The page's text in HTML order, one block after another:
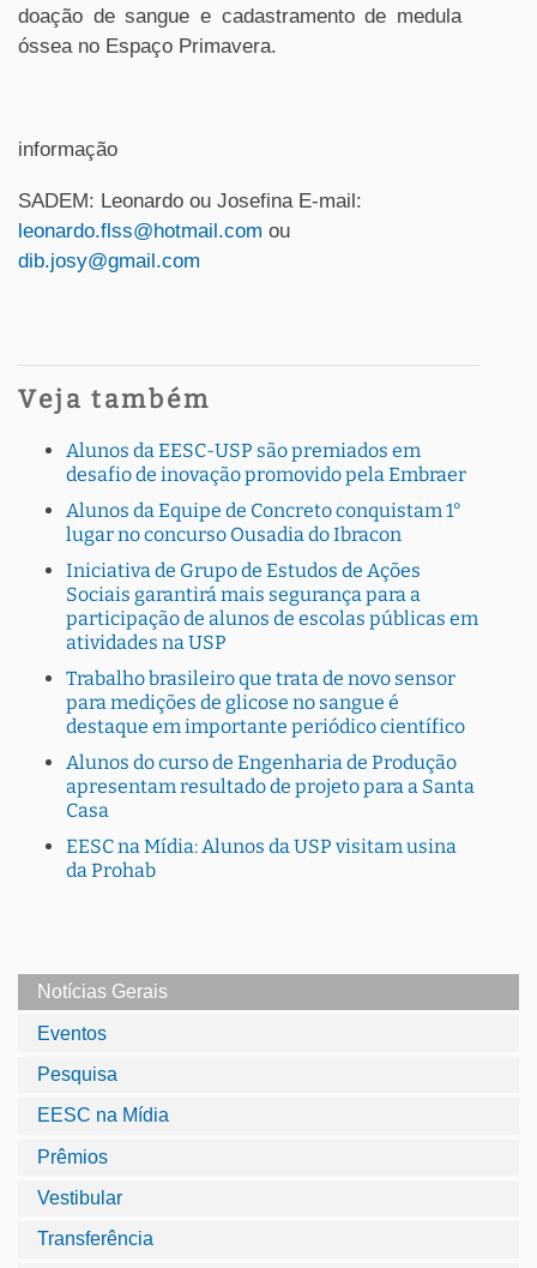
doação de sangue e cadastramento de medula
óssea no Espaço Primavera.
informação
SADEM: Leonardo ou Josefina E-mail:
leonardo.flss@hotmail.com ou
dib.josy@gmail.com
Veja também
Alunos da EESC-USP são premiados em
desafio de inovação promovido pela Embraer
Alunos da Equipe de Concreto conquistam 1°
lugar no concurso Ousadia do Ibracon
Iniciativa de Grupo de Estudos de Ações
Sociais garantirá mais segurança para a
participação de alunos de escolas públicas em
atividades na USP
Trabalho brasileiro que trata de novo sensor
para medições de glicose no sangue é
destaque em importante periódico científico
Alunos do curso de Engenharia de Produção
apresentam resultado de projeto para a Santa
Casa
EESC na Mídia: Alunos da USP visitam usina
da Prohab
Notícias Gerais
Eventos
Pesquisa
EESC na Mídia
Prêmios
Vestibular
Transferência